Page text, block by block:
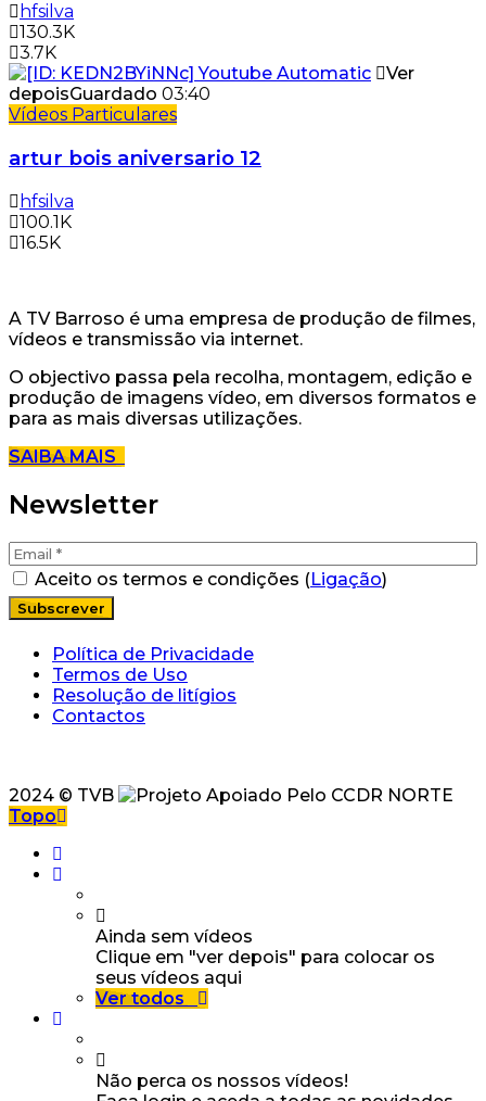
hfsilva
130.3K
3.7K
Ver
depoisGuardado 03:40
Vídeos Particulares
artur bois aniversario 12
hfsilva
100.1K
16.5K
A TV Barroso é uma empresa de produção de filmes,
vídeos e transmissão via internet.
O objectivo passa pela recolha, montagem, edição e
produção de imagens vídeo, em diversos formatos e
para as mais diversas utilizações.
SAIBA MAIS
Newsletter
Aceito os termos e condições (Ligação)
Política de Privacidade
Termos de Uso
Resolução de litígios
Contactos
2024 © TVB
Topo
Ainda sem vídeos
Clique em "ver depois" para colocar os
seus vídeos aqui
Ver todos
Não perca os nossos vídeos!